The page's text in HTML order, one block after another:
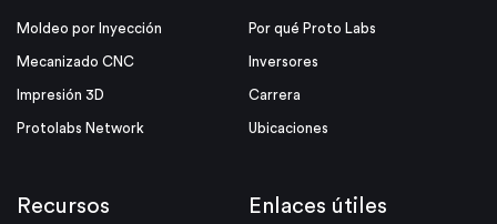
Moldeo por Inyección
Mecanizado CNC
Impresión 3D
Protolabs Network
Por qué Proto Labs
Inversores
Carrera
Ubicaciones
Recursos Enlaces útiles